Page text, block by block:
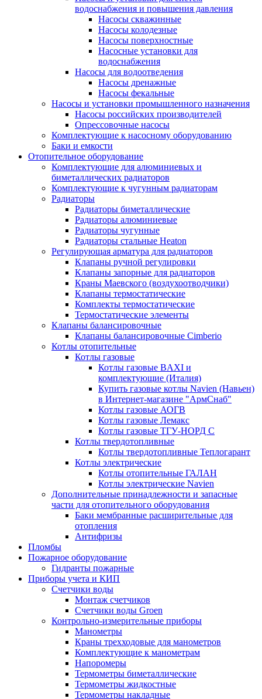
водоснабжения и повышения давления
Насосы скважинные
Насосы колодезные
Насосы поверхностные
Насосные установки для
водоснабжения
Насосы для водоотведения
Насосы дренажные
Насосы фекальные
Насосы и установки промышленного назначения
Насосы российских производителей
Опрессовочные насосы
Комплектующие к насосному оборудованию
Баки и емкости
Отопительное оборудование
Комплектующие для алюминиевых и
биметаллических радиаторов
Комплектующие к чугунным радиаторам
Радиаторы
Радиаторы биметаллические
Радиаторы алюминиевые
Радиаторы чугунные
Радиаторы стальные Heaton
Регулирующая арматура для радиаторов
Клапаны ручной регулировки
Клапаны запорные для радиаторов
Краны Маевского (воздухоотводчики)
Клапаны термостатические
Комплекты термостатические
Термостатические элементы
Клапаны балансировочные
Клапаны балансировочные Cimberio
Котлы отопительные
Котлы газовые
Котлы газовые BAXI и
комплектующие (Италия)
Купить газовые котлы Navien (Навьен)
в Интернет-магазине "АрмСнаб"
Котлы газовые АОГВ
Котлы газовые Лемакс
Котлы газовые ТГУ-НОРД С
Котлы твердотопливные
Котлы твердотопливные Теплогарант
Котлы электрические
Котлы отопительные ГАЛАН
Котлы электрические Navien
Дополнительные принадлежности и запасные
части для отопительного оборудования
Баки мембранные расширительные для
отопления
Антифризы
Пломбы
Пожарное оборудование
Гидранты пожарные
Приборы учета и КИП
Счетчики воды
Монтаж счетчиков
Счетчики воды Groen
Контрольно-измерительные приборы
Манометры
Краны трехходовые для манометров
Комплектующие к манометрам
Напоромеры
Термометры биметаллические
Термометры жидкостные
Термометры накладные